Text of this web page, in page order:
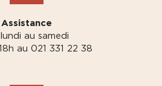
Assistance
au samedi
au 021 331 22 38